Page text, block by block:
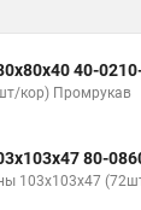
40-
кор) Промрукав
80-
103х103х47